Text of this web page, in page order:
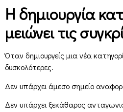
Η δημιουργία
μειώνει τις
Όταν δημιουργείς μια νέα
δυσκολότερες.
Δεν υπάρχει άμεσο σημείο
Δεν υπάρχει ξεκάθαρος